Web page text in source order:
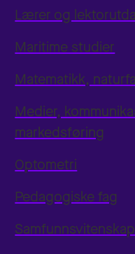
Lærer og
Maritime studier
Matematikk,
Medier,
markedsføring
Optometri
Pedagogiske fag